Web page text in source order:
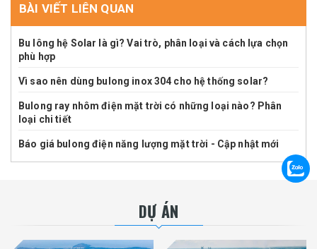
BÀI VIẾT LIÊN QUAN
Bu lông hệ Solar là gì? Vai trò, phân loại và cách lựa chọn
phù hợp
Vì sao nên dùng bulong inox 304 cho hệ thống solar?
Bulong ray nhôm điện mặt trời có những loại nào? Phân
loại chi tiết
Báo giá bulong điện năng lượng mặt trời - Cập nhật mới
DỰ ÁN